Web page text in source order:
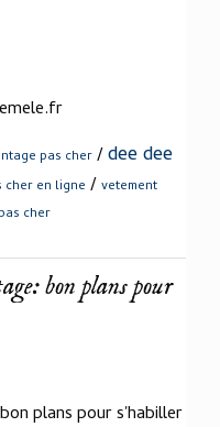
pas cher /dee dee
cher en ligne / vetement
cher
bon plans pour
plans pour s'habiller